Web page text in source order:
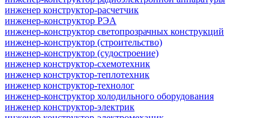
инженер конструктор-расчетчик
инженер-конструктор РЭА
инженер-конструктор светопрозрачных конструкций
инженер-конструктор (строительство)
инженер-конструктор (судостроение)
инженер конструктор-схемотехник
инженер конструктор-теплотехник
инженер конструктор-технолог
инженер-конструктор холодильного оборудования
инженер конструктор-электрик